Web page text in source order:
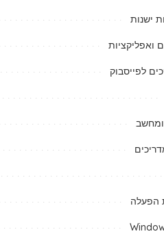
ישנות
ואפליקציות
לפייסבוק
הפעלה